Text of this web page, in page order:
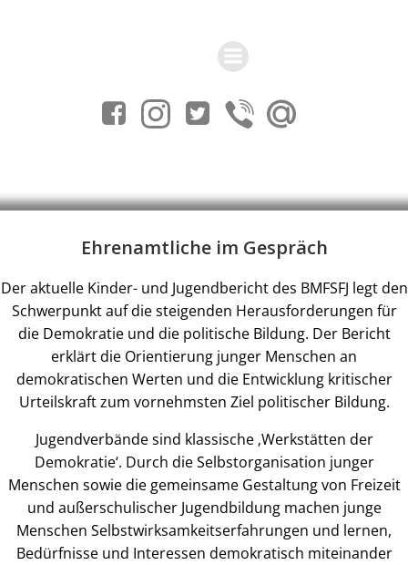
springen
Ehrenamtliche im Gespräch
Der aktuelle Kinder- und Jugendbericht des BMFSFJ legt den
Schwerpunkt auf die steigenden Herausforderungen für
die Demokratie und die politische Bildung. Der Bericht
erklärt die Orientierung junger Menschen an
demokratischen Werten und die Entwicklung kritischer
Urteilskraft zum vornehmsten Ziel politischer Bildung.
Jugendverbände sind klassische ‚Werkstätten der
Demokratie‘. Durch die Selbstorganisation junger
Menschen sowie die gemeinsame Gestaltung von Freizeit
und außerschulischer Jugendbildung machen junge
Menschen Selbstwirksamkeitserfahrungen und lernen,
Bedürfnisse und Interessen demokratisch miteinander